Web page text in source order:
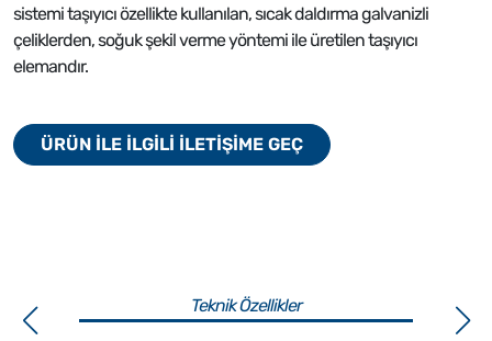
sistemi taşıyıcı özellikte kullanılan, sıcak daldırma galvanizli
çeliklerden, soğuk şekil verme yöntemi ile üretilen taşıyıcı
elemandır.
ÜRÜN İLE İLGİLİ İLETİŞİME GEÇ
Teknik Özellikler